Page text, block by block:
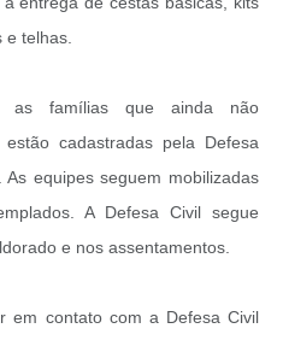
telhas.
as famílias que ainda não
cadastradas pela Defesa
equipes seguem mobilizadas
A Defesa Civil segue
e nos assentamentos.
em contato com a Defesa Civil